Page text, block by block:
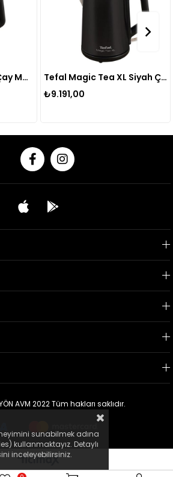
Tefal Magic Tea XL Çay Makinesi Kırmızı
Tefal Magic Tea XL Siyah Çay Makinesi
₺9.191,00
AVM 2022 Tüm hakları saklıdır.
sunabilmek adına
kullanmaktayız. Detaylı
inceleyebilirsiniz.